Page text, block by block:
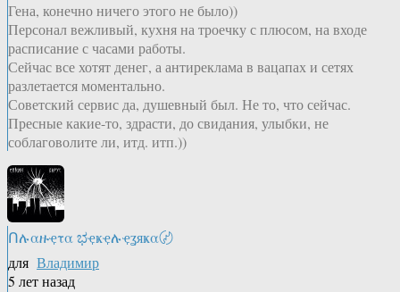
Гена, конечно ничего этого не было))
Персонал вежливый, кухня на троечку с плюсом, на входе
расписание с часами работы.
Сейчас все хотят денег, а антиреклама в вацапах и сетях
разлетается моментально.
Советский сервис да, душевный был. Не то, что сейчас.
Пресные какие-то, здрасти, до свидания, улыбки, не
соблаговолите ли, итд. итп.))
Ոሉαዙҿτα ಭҿҝҿሉҿʓяҝα〄
для Владимир
5 лет назад